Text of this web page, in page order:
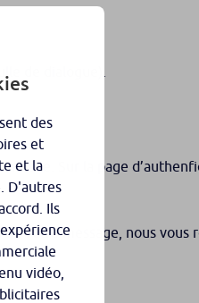
de dialogue).
Sur la page
votre message, nous vous
des
et
et la
D'autres
Ils
vidéo,